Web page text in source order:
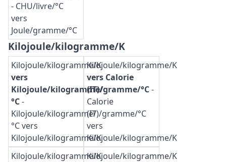
- CHU/livre/°C
vers
Joule/gramme/°C
Kilojoule/kilogramme/K
Kilojoule/kilogramme/K
vers
Kilojoule/kilogramme/
°C-
Kilojoule/kilogramme/
°C vers
Kilojoule/kilogramme/K
Kilojoule/kilogramme/K
vers Calorie
(IT)/gramme/°C-
Calorie
(IT)/gramme/°C
vers
Kilojoule/kilogramme/K
Kilojoule/kilogramme/KKilojoule/kilogramme/K